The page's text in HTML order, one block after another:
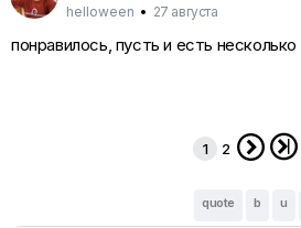
helloween • 27 августа
понравилось, пусть и есть
1 2  
quote b u